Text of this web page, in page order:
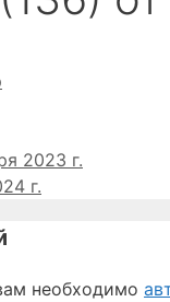
2023 г.
г.
необходимо